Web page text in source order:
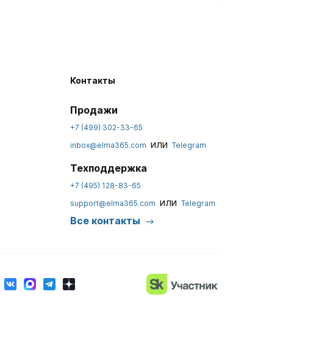
Контакты
Продажи
+7 (499) 302-33-65
inbox@elma365.com или Telegram
Техподдержка
+7 (495) 128-83-65
support@elma365.com или Telegram
Все контакты